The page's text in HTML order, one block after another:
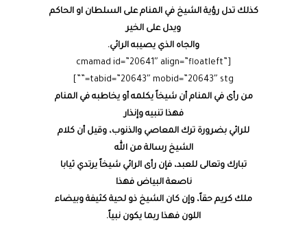
كذلك تدل رؤية الشيخ في المنام على السلطان او الحاكم
ويدل على الخير
والجاه الذي يصيبه الرائي.
[cmamad id=”20641″ align=”floatleft”
tabid=”20643″ mobid=”20643″ stg=””]
من رأى في المنام أن شيخاً يكلمه أو يخاطبه في المنام
فهذا تنبيه وإنذار
للرائي بضرورة ترك المعاصي والذنوب، وقيل أن كلام
الشيخ رسالة من الله
تبارك وتعالى للعبد، فإن رأى الرائي شيخاً يرتدي ثيابا
ناصعة البياض فهذا
ملك كريم حقاً، وإن كان الشيخ ذو لحية كثيفة وبيضاء
اللون فهذا ربما يكون نبياً.